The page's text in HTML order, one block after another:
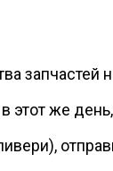
запчастей
этот же день,